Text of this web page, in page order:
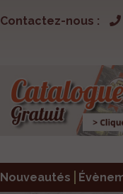
Contactez-nous :
Nouveautés